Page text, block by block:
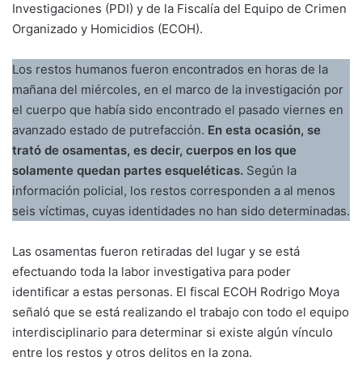
Investigaciones (PDI) y de la Fiscalía del Equipo de Crimen
Organizado y Homicidios (ECOH).
Los restos humanos fueron encontrados en horas de la
mañana del miércoles, en el marco de la investigación por
el cuerpo que había sido encontrado el pasado viernes en
avanzado estado de putrefacción. En esta ocasión, se
trató de osamentas, es decir, cuerpos en los que
solamente quedan partes esqueléticas. Según la
información policial, los restos corresponden a al menos
seis víctimas, cuyas identidades no han sido determinadas.
Las osamentas fueron retiradas del lugar y se está
efectuando toda la labor investigativa para poder
identificar a estas personas. El fiscal ECOH Rodrigo Moya
señaló que se está realizando el trabajo con todo el equipo
interdisciplinario para determinar si existe algún vínculo
entre los restos y otros delitos en la zona.